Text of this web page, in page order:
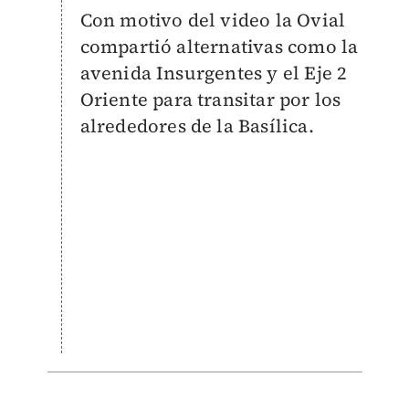
Con motivo del video la Ovial
compartió alternativas como la
avenida Insurgentes y el Eje 2
Oriente para transitar por los
alrededores de la Basílica.